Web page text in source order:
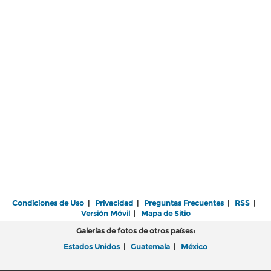
Condiciones de Uso | Privacidad | Preguntas Frecuentes | RSS |
Versión Móvil| Mapa de Sitio
Galerías de fotos de otros países:
Estados Unidos | Guatemala | México